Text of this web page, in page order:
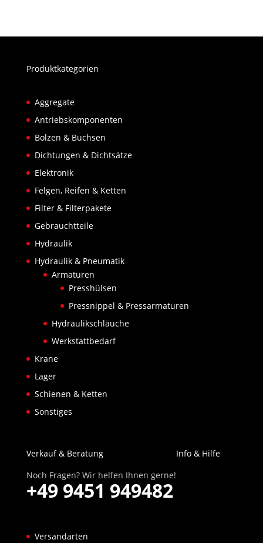
Produktkategorien
Aggregate
Antriebskomponenten
Bolzen & Buchsen
Dichtungen & Dichtsätze
Elektronik
Felgen, Reifen & Ketten
Filter & Filterpakete
Gebrauchtteile
Hydraulik
Hydraulik & Pneumatik
Armaturen
Presshülsen
Pressnippel & Pressarmaturen
Hydraulikschläuche
Werkstattbedarf
Krane
Lager
Schienen & Ketten
Sonstiges
Verkauf & Beratung
Noch Fragen? Wir helfen Ihnen gerne!
+49 9451 949482
Info & Hilfe
Versandarten